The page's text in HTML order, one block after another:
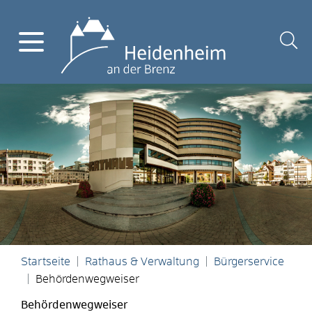
Startseite Rathaus & Verwaltung
Bürgerservice
Behördenwegweiser
Behördenwegweiser